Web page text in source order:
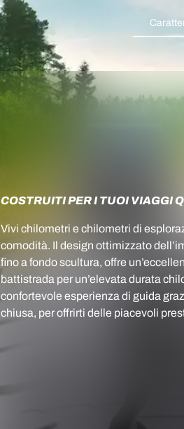
COSTRUITI PER I TUOI VIAGGI
Vivi chilometri e chilometri di
comodità. Il design ottimizzato
fino a fondo scultura, offre
battistrada per un’elevata durata
confortevole esperienza di guida
chiusa, per offrirti delle piacevoli